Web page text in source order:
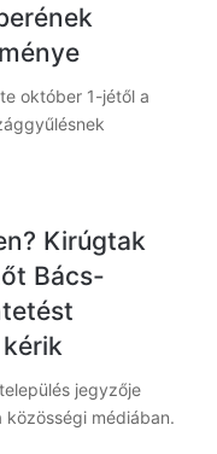
október 1-jétől a
Kirúgtak
Bács-
jegyzője
médiában.